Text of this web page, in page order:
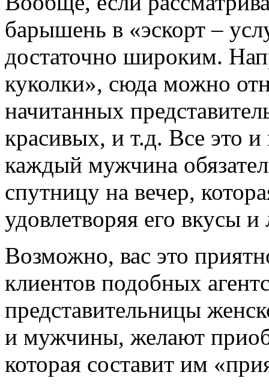
барышень в «эскорт –
достаточно широким.
куколки», сюда можно
начитанных
красивых, и т.д. Все это и
каждый мужчина
спутницу на вечер,
удовлетворяя его вкусы
Возможно, вас это
клиентов подобных
представительницы
и мужчины, желают
которая составит им